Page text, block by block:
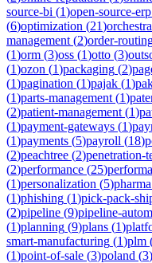
source-bi (1)open-source-erp
(6)optimization (21)
management (2)order-
(1)orm (3)oss (1)otto (3)
(1)ozon (1)packaging (2)
(1)pagination (1)pajak (1)
(1)parts-management (1)
(2)patient-management (1)
(1)payment-gateways (1)
(1)payments (5)payroll (18)
(2)peachtree (2)penetration-
(2)performance (25)
(1)personalization (5)pharma
(1)phishing (1)pick-pack-
(2)pipeline (9)pipeline-
(1)planning (9)plans (1)
smart-manufacturing (1)plm
(1)point-of-sale (3)poland (3)